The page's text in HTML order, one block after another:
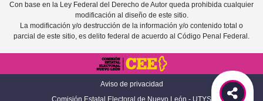
Con base en la Ley Federal del Derecho de Autor queda prohibida cualquier
modificación al diseño de este sitio.
La modificación y/o destrucción de la información y/o contenido total o
parcial de este sitio, es delito federal de acuerdo al Código Penal Federal.
Aviso de privacidad
Comisión Estatal Electoral de Nuevo León - UTYS